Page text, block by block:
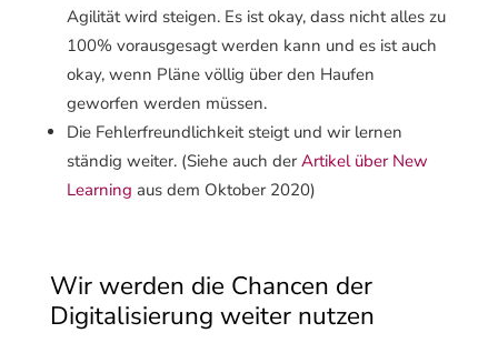
Agilität wird steigen. Es ist okay, dass nicht alles zu
100% vorausgesagt werden kann und es ist auch
okay, wenn Pläne völlig über den Haufen
geworfen werden müssen.
Die Fehlerfreundlichkeit steigt und wir lernen
ständig weiter. (Siehe auch derArtikel über New
Learning aus dem Oktober 2020)
Wir werden die Chancen der
Digitalisierung weiter nutzen